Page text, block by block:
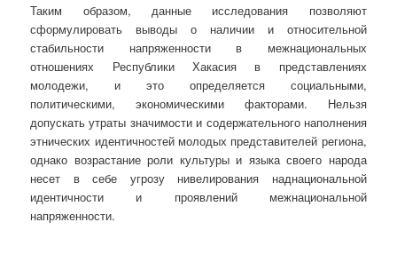
Таким образом, данные исследования позволяют
сформулировать выводы о наличии и относительной
стабильности напряженности в межнациональных
отношениях Республики Хакасия в представлениях
молодежи, и это определяется социальными,
политическими, экономическими факторами. Нельзя
допускать утраты значимости и содержательного наполнения
этнических идентичностей молодых представителей региона,
однако возрастание роли культуры и языка своего народа
несет в себе угрозу нивелирования наднациональной
идентичности и проявлений межнациональной
напряженности.